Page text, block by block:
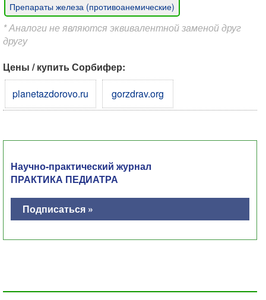
Препараты железа (противоанемические)
* Аналоги не являются эквивалентной заменой друг
другу
Цены / купить Сорбифер:
planetazdorovo.ru
gorzdrav.org
Научно-практический журнал
ПРАКТИКА ПЕДИАТРА
Подписаться »